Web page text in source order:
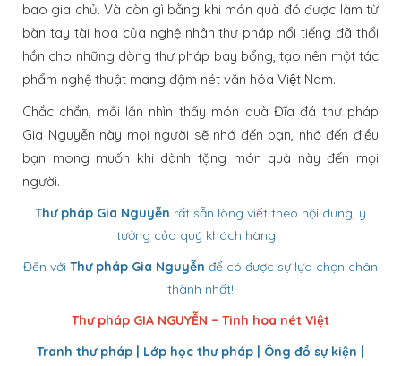
bao gia chủ. Và còn gì bằng khi món quà đó được làm từ
bàn tay tài hoa của nghệ nhân thư pháp nổi tiếng đã thổi
hồn cho những dòng thư pháp bay bổng, tạo nên một tác
phẩm nghệ thuật mang đậm nét văn hóa Việt Nam.
Chắc chắn, mỗi lần nhìn thấy món quà Đĩa đá thư pháp
Gia Nguyễn này mọi người sẽ nhớ đến bạn, nhớ đến điều
bạn mong muốn khi dành tặng món quà này đến mọi
người.
Thư pháp Gia Nguyễn rất sẵn lòng viết theo nội dung, ý
tưởng của quý khách hàng.
Đến với Thư pháp Gia Nguyễn để có được sự lựa chọn chân
thành nhất!
Thư pháp GIA NGUYỄN – Tinh hoa nét Việt
Tranh thư pháp | Lớp học thư pháp | Ông đồ sự kiện |